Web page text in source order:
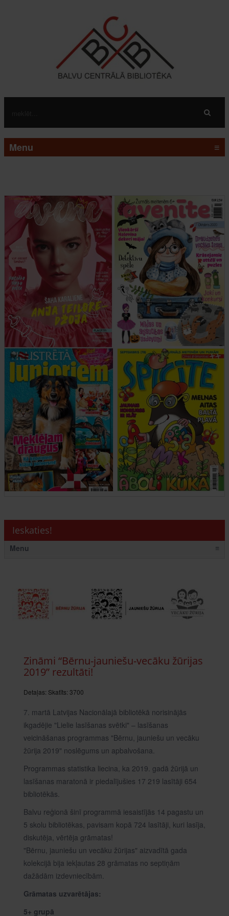
Menu ≡
Ieskaties!
Menu ≡
Zināmi “Bērnu-jauniešu-vecāku žūrijas
2019” rezultāti!
Detaļas: Skatīts: 3700
7. martā Latvijas Nacionālajā bibliotēkā norisinājās
ikgadējie "Lielie lasīšanas svētki" – lasīšanas
veicināšanas programmas "Bērnu, jauniešu un vecāku
žūrija 2019" noslēgums un apbalvošana.
Programmas statistika liecina, ka 2019. gadā žūrijā un
lasīšanas maratonā ir piedalījušies 17 219 lasītāji 654
bibliotēkās.
Balvu reģionā šinī programmā iesaistījās 14 pagastu un
5 skolu bibliotēkas, pavisam kopā 724 lasītāji, kuri lasīja,
diskutēja, vērtēja grāmatas!
"Bērnu, jauniešu un vecāku žūrijas" aizvadītā gada
kolekcijā bija iekļautas 28 grāmatas no septiņām
dažādām izdevniecībām.
Grāmatas uzvarētājas:
5+ grupā